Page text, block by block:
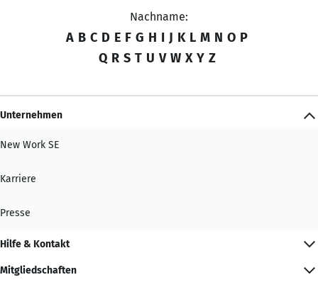
Nachname:
A B C D E F G H I J K L M N O P
Q R S T U V W X Y Z
Unternehmen
New Work SE
Karriere
Presse
Hilfe & Kontakt
Mitgliedschaften